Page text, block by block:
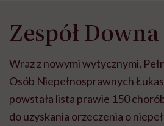
Zespół
Wraz z nowymi wytycznymi,
Osób Niepełnosprawnych
powstała lista prawie 150
do uzyskania orzeczenia o